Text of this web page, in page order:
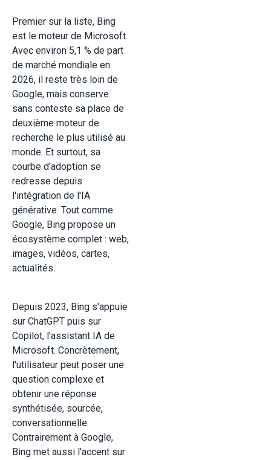
Premier sur la liste, Bing
est le moteur de Microsoft.
Avec environ 5,1 % de part
de marché mondiale en
2026, il reste très loin de
Google, mais conserve
sans conteste sa place de
deuxième moteur de
recherche le plus utilisé au
monde. Et surtout, sa
courbe d'adoption se
redresse depuis
l'intégration de l'IA
générative. Tout comme
Google, Bing propose un
écosystème complet : web,
images, vidéos, cartes,
actualités.
Depuis 2023, Bing s'appuie
sur ChatGPT puis sur
Copilot, l'assistant IA de
Microsoft. Concrètement,
l'utilisateur peut poser une
question complexe et
obtenir une réponse
synthétisée, sourcée,
conversationnelle.
Contrairement à Google,
Bing met aussi l'accent sur